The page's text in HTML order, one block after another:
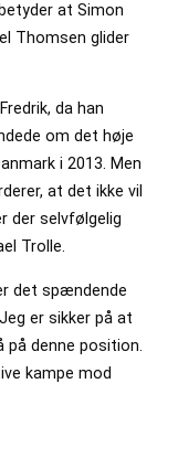
at Simon
Thomsen glider
da han
om det høje
i 2013. Men
at det ikke vil
der selvfølgelig
Trolle.
det spændende
er sikker på at
denne position.
kampe mod